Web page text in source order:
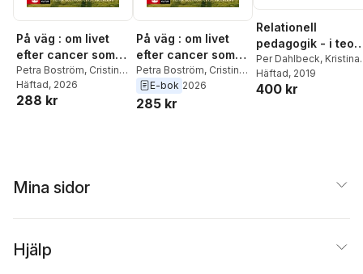
På väg : om livet
efter cancer som
ung
Petra Boström, Cristina
Eklund
Häftad, 2026
288 kr
På väg : om livet
efter cancer som
ung
Petra Boström, Cristina
Eklund
E-bok 2026
285 kr
Relationell
pedagogik - i teori
och praktik i
förskolan - i teori
och praktik i
Per Dahlbeck, Kristina
Westlund,Frida Berg
Charlotta Hall
Häftad, 2019
400 kr
Mina sidor
Hjälp